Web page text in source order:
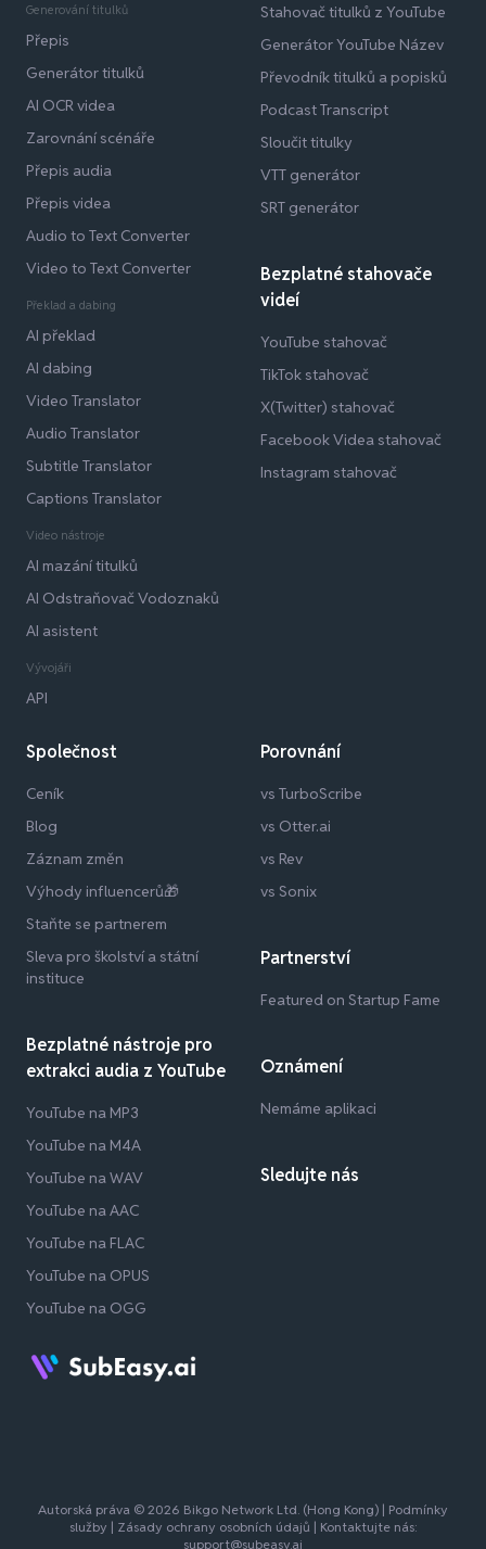
Generování titulků
Přepis
Generátor titulků
AI OCR videa
Zarovnání scénáře
Přepis audia
Přepis videa
Audio to Text Converter
Video to Text Converter
Překlad a dabing
AI překlad
AI dabing
Video Translator
Audio Translator
Subtitle Translator
Captions Translator
Video nástroje
AI mazání titulků
AI Odstraňovač Vodoznaků
AI asistent
Vývojáři
API
Stahovač titulků z YouTube
Generátor YouTube Název
Převodník titulků a popisků
Podcast Transcript
Sloučit titulky
VTT generátor
SRT generátor
Bezplatné stahovače
videí
YouTube stahovač
TikTok stahovač
X(Twitter) stahovač
Facebook Videa stahovač
Instagram stahovač
Společnost
Ceník
Blog
Záznam změn
Výhody influencerů🎁
Staňte se partnerem
Sleva pro školství a státní
instituce
Bezplatné nástroje pro
extrakci audia z YouTube
YouTube na MP3
YouTube na M4A
YouTube na WAV
YouTube na AAC
YouTube na FLAC
YouTube na OPUS
YouTube na OGG
Porovnání
vs TurboScribe
vs Otter.ai
vs Rev
vs Sonix
Partnerství
Featured on Startup Fame
Oznámení
Nemáme aplikaci
Sledujte nás
Autorská práva © 2026 Bikgo Network Ltd. (Hong Kong) | Podmínky
služby | Zásady ochrany osobních údajů| Kontaktujte nás:
support@subeasy.ai